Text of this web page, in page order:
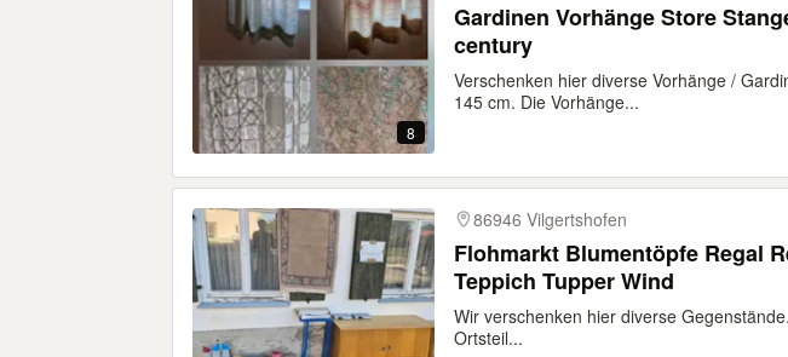
8
Gardinen Vorhänge Store
century
Verschenken hier diverse Vorhänge /
145 cm. Die Vorhänge...
86946 Vilgertshofen
Flohmarkt Blumentöpfe Regal
Teppich Tupper Wind
Wir verschenken hier diverse
Ortsteil...